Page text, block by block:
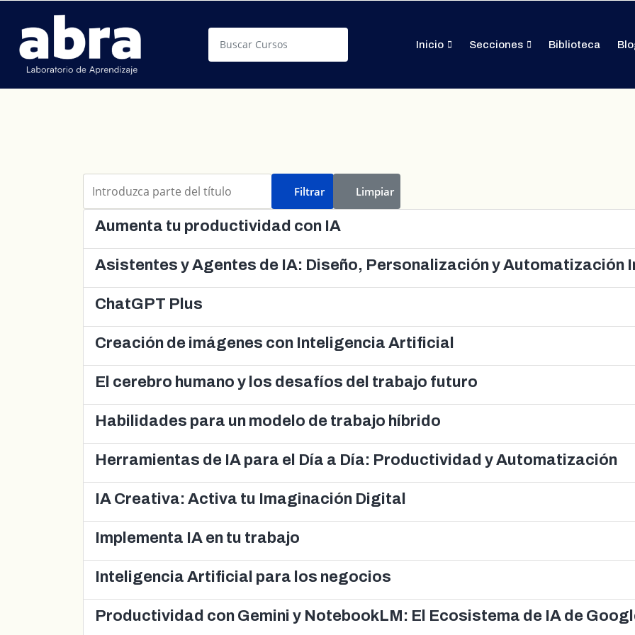
Buscar Inicio Secciones Biblioteca
Filtrar Limpiar
Aumenta tu productividad con IA
Asistentes y Agentes de IA: Diseño, Personalización y Automatización
ChatGPT Plus
Creación de imágenes con Inteligencia Artificial
El cerebro humano y los desafíos del trabajo futuro
Habilidades para un modelo de trabajo híbrido
Herramientas de IA para el Día a Día: Productividad y Automatización
IA Creativa: Activa tu Imaginación Digital
Implementa IA en tu trabajo
Inteligencia Artificial para los negocios
Productividad con Gemini y NotebookLM: El Ecosistema de IA de